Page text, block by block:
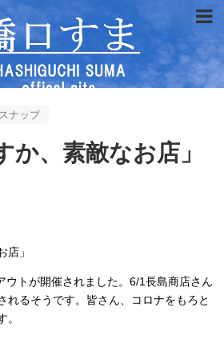
ナップ
か、素敵なお店」
店」
トが開催されました。6/1長島商店さん
れるそうです。皆さん、コロナをもろと
。